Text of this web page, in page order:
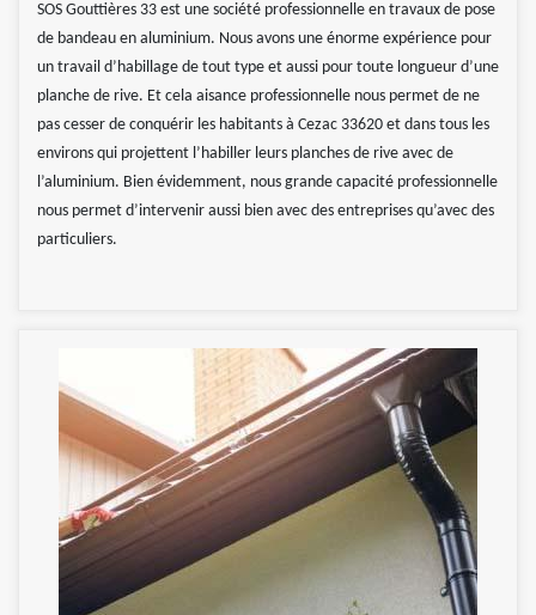
SOS Gouttières 33 est une société professionnelle en travaux de pose
de bandeau en aluminium. Nous avons une énorme expérience pour
un travail d’habillage de tout type et aussi pour toute longueur d’une
planche de rive. Et cela aisance professionnelle nous permet de ne
pas cesser de conquérir les habitants à Cezac 33620 et dans tous les
environs qui projettent l’habiller leurs planches de rive avec de
l’aluminium. Bien évidemment, nous grande capacité professionnelle
nous permet d’intervenir aussi bien avec des entreprises qu’avec des
particuliers.